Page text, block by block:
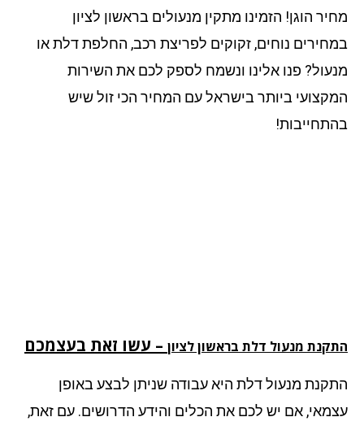
הוגן! הזמינו מתקין מנעולים בראשון לציון
נוחים, זקוקים לפריצת רכב, החלפת דלת או
פנו אלינו ונשמח לספק לכם את השירות
ביותר בישראל עם המחיר הכי זול שיש
מנעול דלת בראשון לציון– עשו זאת בעצמכם
מנעול דלת היא עבודה שניתן לבצע באופן
אם יש לכם את הכלים והידע הדרושים. עם זאת,